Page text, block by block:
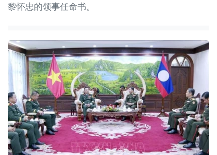
黎怀忠的领事任命书。